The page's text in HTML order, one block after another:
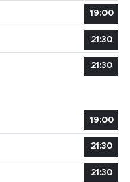
19:00
21:30
21:30
19:00
21:30
21:30